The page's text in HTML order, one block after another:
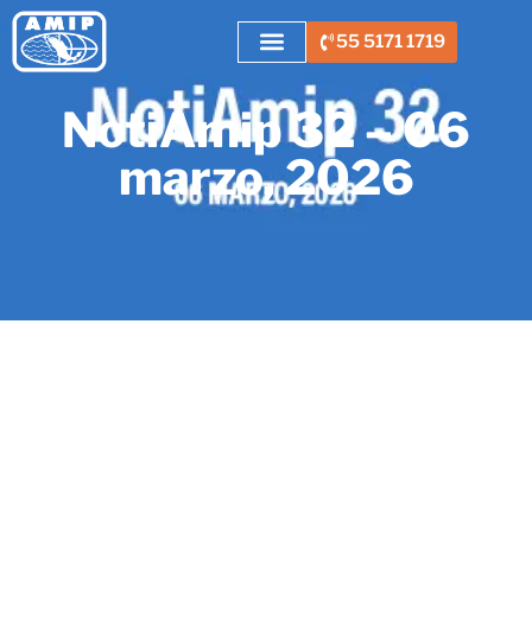
55 5171 1719
NotiAmip 32 – 06
marzo, 2026